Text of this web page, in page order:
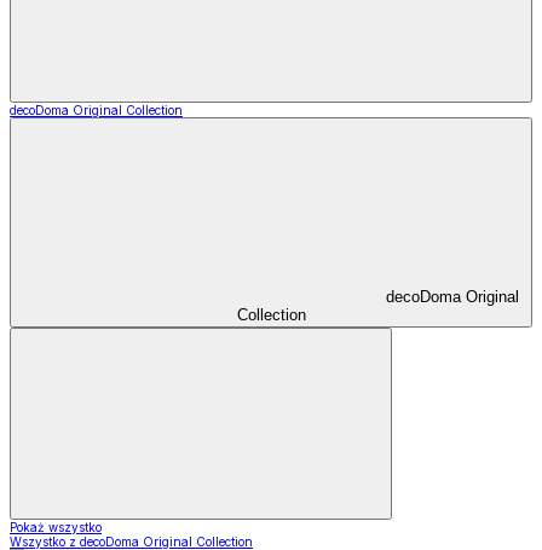
decoDoma Original Collection
decoDoma Original
Collection
Pokaż wszystko
Wszystko z decoDoma Original Collection